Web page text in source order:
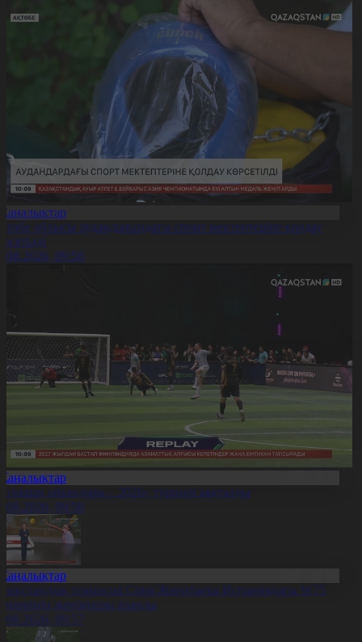
облысы аудандарындағы спорт мектептеріне қолдау
09:58
ойындары – 2026» турнирі аяқталды
09:58
теннисші Соня Жиенбаева Испаниядағы W75
жеңімпазы атанды
09:57